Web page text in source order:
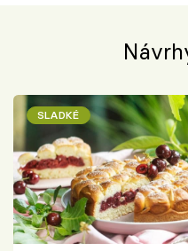
SLADKÉ